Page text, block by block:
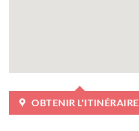
OBTENIR L'ITINÉRAIRE